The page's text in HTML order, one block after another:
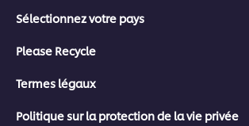
Sélectionnez votre pays
Please Recycle
Termes légaux
Politique sur la protection de la vie privée